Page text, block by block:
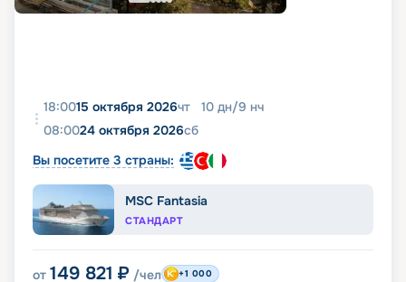
18:0015 октября 2026чт 10 дн/9 нч
08:0024 октября 2026сб
Вы посетите 3 страны:
MSC Fantasia
СТАНДАРТ
от 149 821 ₽ /чел +1 000